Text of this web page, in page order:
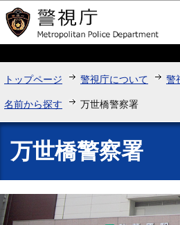
このページの本
トップページ 警視庁について 警
名前から探す 万世橋警察署
万世橋警察署